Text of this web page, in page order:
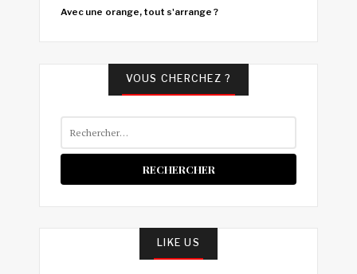
Avec une orange, tout s'arrange ?
VOUS CHERCHEZ ?
LIKE US